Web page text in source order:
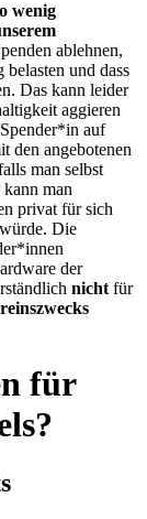
wenig
ablehnen,
belasten und dass
Das kann leider
aggieren
auf
den angebotenen
man selbst
kann man
privat für sich
Die
der
nicht für
für